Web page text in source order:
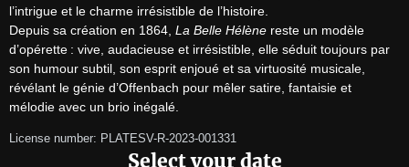
l’intrigue et le charme irrésistible de l’histoire.
Depuis sa création en 1864, La Belle Hélène reste un modèle
d’opérette : vive, audacieuse et irrésistible, elle séduit toujours par
son humour subtil, son esprit enjoué et sa virtuosité musicale,
révélant le génie d’Offenbach pour mêler satire, fantaisie et
mélodie avec un brio inégalé.
License number: PLATESV-R-2023-001331
Select your date